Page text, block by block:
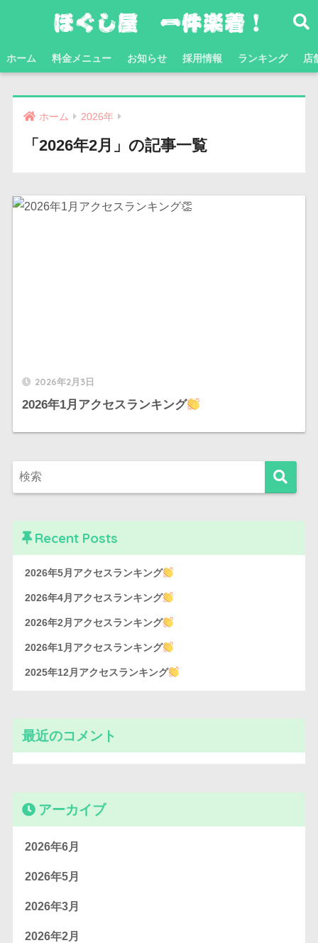
ホーム 料金メニュー お知らせ 採用情報 ランキング 店
ホーム 2026年
「2026年2月」の記事一覧
2026年2月3日
2026年1月アクセスランキング
Recent Posts
2026年5月アクセスランキング
2026年4月アクセスランキング
2026年2月アクセスランキング
2026年1月アクセスランキング
2025年12月アクセスランキング
最近のコメント
アーカイブ
2026年6月
2026年5月
2026年3月
2026年2月